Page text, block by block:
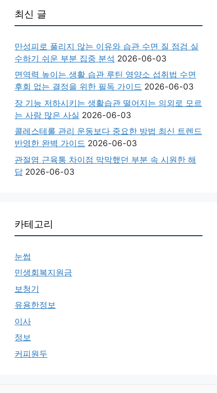
최신 글
만성피로 풀리지 않는 이유와 습관 수면 질 점검 실
수하기 쉬운 부분 집중 분석 2026-06-03
면역력 높이는 생활 습관 루틴 영양소 섭취법 수면
후회 없는 결정을 위한 필독 가이드 2026-06-03
장 기능 저하시키는 생활습관 떨어지는 의외로 모르
는 사람 많은 사실 2026-06-03
콜레스테롤 관리 운동보다 중요한 방법 최신 트렌드
반영한 완벽 가이드 2026-06-03
관절염 근육통 차이점 막막했던 부분 속 시원한 해
답 2026-06-03
카테고리
눈썹
민생회복지원금
보청기
유용한정보
이사
정보
커피원두